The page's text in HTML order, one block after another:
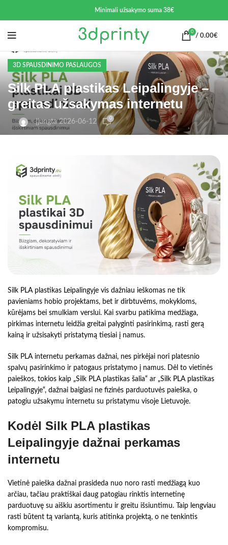
Minimali užsakymo suma 38€
0
/ 0.00€
3D SPAUSDINIMO PASLAUGOS
Silk PLA plastikas Leipalingyje –
greitas užsakymas internetu
Įjungta 2026-06-12 0
Silk PLA plastikas Leipalingyje vis dažniau ieškomas ne tik
pavieniams hobio projektams, bet ir dirbtuvėms, mokykloms,
kūrėjams bei smulkiam verslui. Kai svarbu patikima medžiaga,
pirkimas internetu leidžia greitai palyginti pasirinkimą, rasti gerą
kainą ir užsisakyti pristatymą tiesiai į namus.
Silk PLA internetu perkamas dažnai, nes pirkėjai nori platesnio
spalvų pasirinkimo ir patogaus pristatymo į namus. Dėl to vietinės
paieškos, tokios kaip „Silk PLA plastikas šalia“ ar „Silk PLA plastikas
Leipalingyje“, dažnai baigiasi ne fizinės parduotuvės paieška, o
patogiu užsakymu internetu su pristatymu visoje Lietuvoje.
Kodėl Silk PLA plastikas
Leipalingyje dažnai perkamas
internetu
Vietinė paieška dažnai prasideda nuo noro rasti medžiagą kuo
arčiau, tačiau praktiškai daug patogiau rinktis internetinę
parduotuvę su aiškiu asortimentu ir greitu išsiuntimu. Taip lengviau
rasti būtent tą variantą, kuris atitinka projektą, o ne tenkintis
kompromisu.